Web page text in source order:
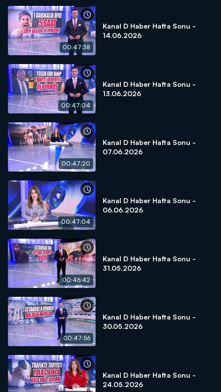
00:47:38
Kanal D Haber Hafta Sonu -
14.06.2026
00:47:04
Kanal D Haber Hafta Sonu -
13.06.2026
00:47:20
Kanal D Haber Hafta Sonu -
07.06.2026
00:47:04
Kanal D Haber Hafta Sonu -
06.06.2026
00:46:42
Kanal D Haber Hafta Sonu -
31.05.2026
00:47:56
Kanal D Haber Hafta Sonu -
30.05.2026
Kanal D Haber Hafta Sonu -
24.05.2026